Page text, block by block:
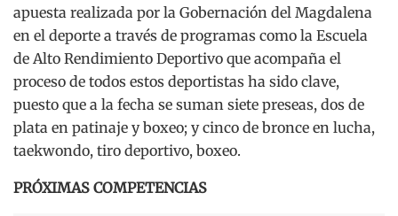
apuesta realizada por la Gobernación del Magdalena
en el deporte a través de programas como la Escuela
de Alto Rendimiento Deportivo que acompaña el
proceso de todos estos deportistas ha sido clave,
puesto que a la fecha se suman siete preseas, dos de
plata en patinaje y boxeo; y cinco de bronce en lucha,
taekwondo, tiro deportivo, boxeo.
PRÓXIMAS COMPETENCIAS